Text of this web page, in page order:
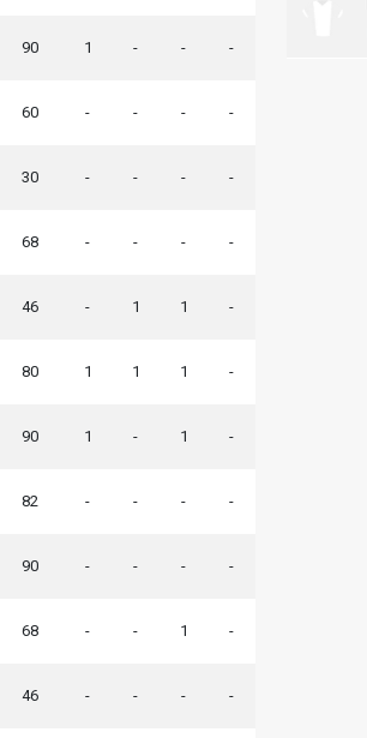
90 1 - - -
60 - - - -
30 - - - -
68 - - - -
46 - 1 1 -
80 1 1 1 -
90 1 - 1 -
82 - - - -
90 - - - -
68 - - 1 -
46 - - - -